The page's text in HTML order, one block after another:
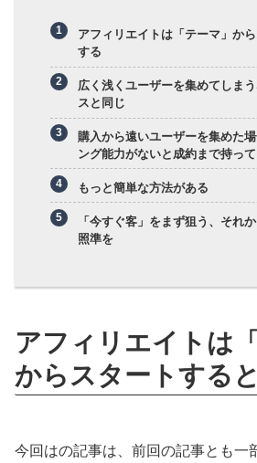
アフィリエイトは「テーマ」か
する
広く浅くユーザーを集めてしま
スと同じ
購入から遠いユーザーを集めた
ング能力がないと成約まで持っ
もっと簡単な方法がある
「今すぐ客」をまず狙う、それ
照準を
アフィリエイトは
からスタートする
今回はの記事は、前回の記事とも一